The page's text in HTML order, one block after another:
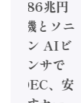
額86兆円
電機とソニ
コン AIビ
センサで
/ IDEC、安